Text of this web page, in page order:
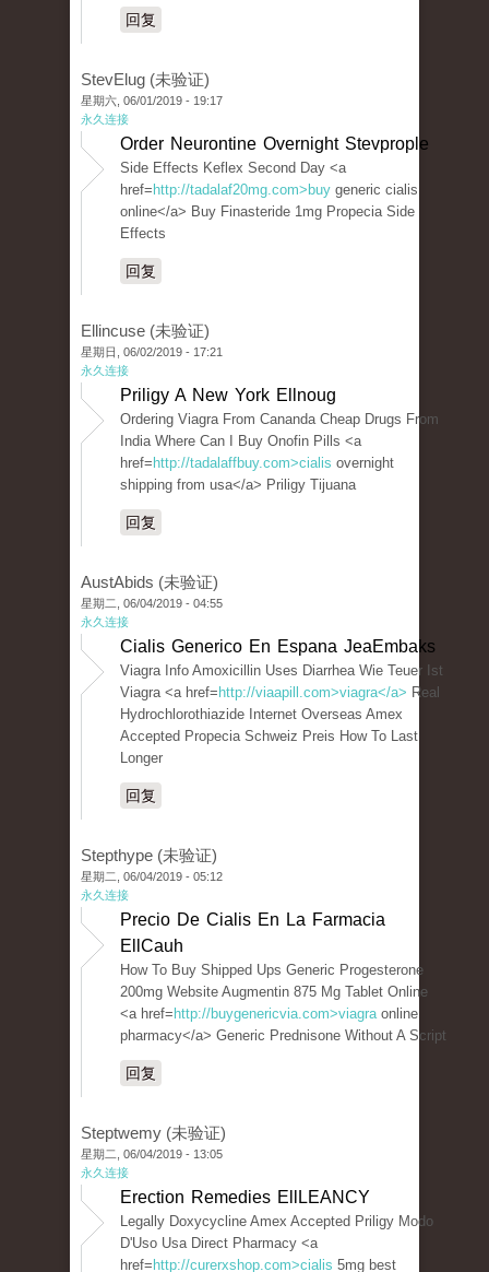
回复
StevElug (未验证)
星期六, 06/01/2019 - 19:17
永久连接
Order Neurontine Overnight Stevprople
Side Effects Keflex Second Day <a
href= http://tadalaf20mg.com>buy generic cialis
online</a> Buy Finasteride 1mg Propecia Side
Effects
回复
Ellincuse (未验证)
星期日, 06/02/2019 - 17:21
永久连接
Priligy A New York Ellnoug
Ordering Viagra From Cananda Cheap Drugs From
India Where Can I Buy Onofin Pills <a
href= http://tadalaffbuy.com>cialis overnight
shipping from usa</a> Priligy Tijuana
回复
AustAbids (未验证)
星期二, 06/04/2019 - 04:55
永久连接
Cialis Generico En Espana JeaEmbaks
Viagra Info Amoxicillin Uses Diarrhea Wie Teuer Ist
Viagra <a href= http://viaapill.com>viagra</a> Real
Hydrochlorothiazide Internet Overseas Amex
Accepted Propecia Schweiz Preis How To Last
Longer
回复
Stepthype (未验证)
星期二, 06/04/2019 - 05:12
永久连接
Precio De Cialis En La Farmacia
EllCauh
How To Buy Shipped Ups Generic Progesterone
200mg Website Augmentin 875 Mg Tablet Online
<a href= http://buygenericvia.com>viagraonline
pharmacy</a> Generic Prednisone Without A Script
回复
Steptwemy (未验证)
星期二, 06/04/2019 - 13:05
永久连接
Erection Remedies EllLEANCY
Legally Doxycycline Amex Accepted Priligy Modo
D'Uso Usa Direct Pharmacy <a
href= http://curerxshop.com>cialis 5mg best